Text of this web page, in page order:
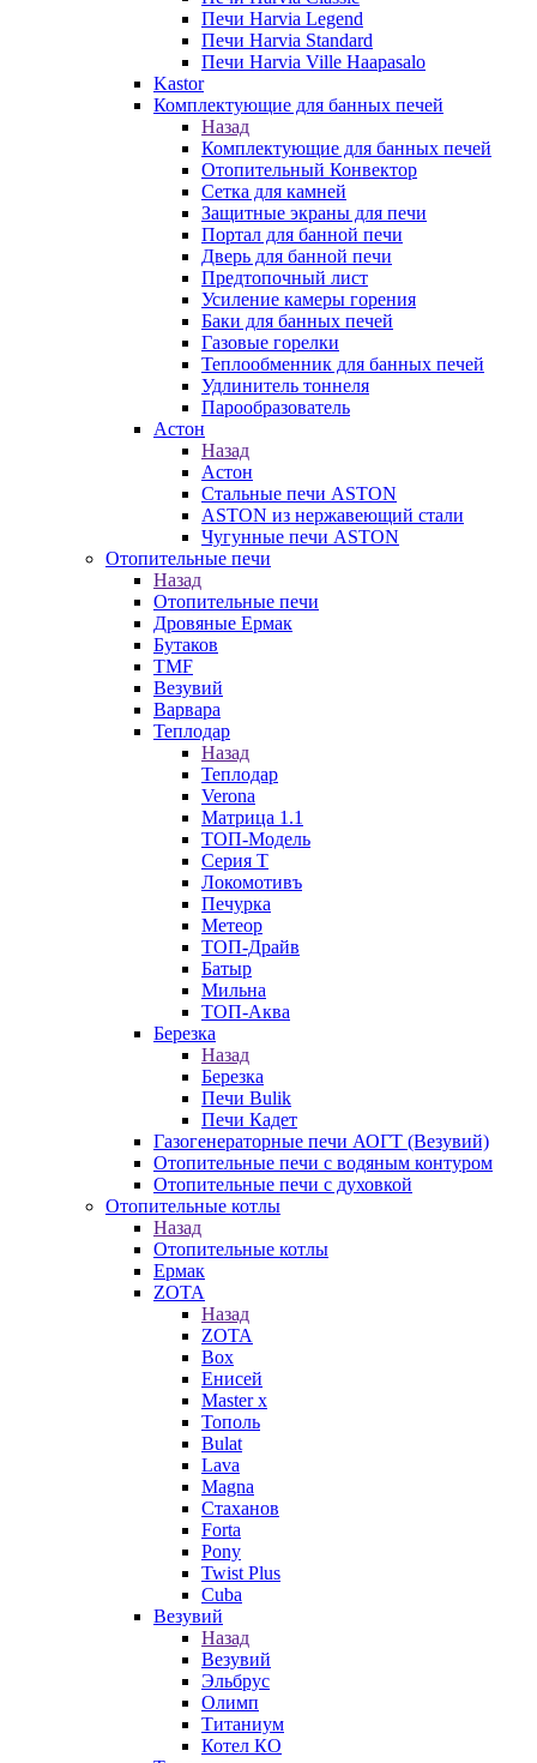
Печи Harvia Legend
Печи Harvia Standard
Печи Harvia Ville Haapasalo
Kastor
Комплектующие для банных печей
Назад
Комплектующие для банных печей
Отопительный Конвектор
Сетка для камней
Защитные экраны для печи
Портал для банной печи
Дверь для банной печи
Предтопочный лист
Усиление камеры горения
Баки для банных печей
Газовые горелки
Теплообменник для банных печей
Удлинитель тоннеля
Парообразователь
Астон
Назад
Астон
Стальные печи ASTON
ASTON из нержавеющий стали
Чугунные печи ASTON
Отопительные печи
Назад
Отопительные печи
Дровяные Ермак
Бутаков
TMF
Везувий
Варвара
Теплодар
Назад
Теплодар
Verona
Матрица 1.1
ТОП-Модель
Серия Т
Локомотивъ
Печурка
Метеор
ТОП-Драйв
Батыр
Мильна
ТОП-Аква
Березка
Назад
Березка
Печи Bulik
Печи Кадет
Газогенераторные печи АОГТ (Везувий)
Отопительные печи с водяным контуром
Отопительные печи с духовкой
Отопительные котлы
Назад
Отопительные котлы
Ермак
ZOTA
Назад
ZOTA
Box
Енисей
Master x
Тополь
Bulat
Lava
Magna
Стаханов
Forta
Pony
Twist Plus
Cuba
Везувий
Назад
Везувий
Эльбрус
Олимп
Титаниум
Котел КО